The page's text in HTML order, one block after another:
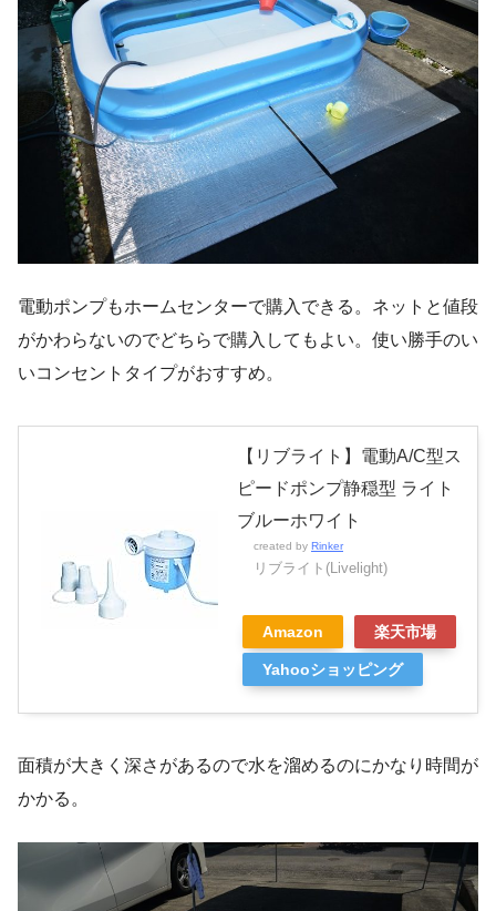
電動ポンプもホームセンターで購入できる。ネットと値段
がかわらないのでどちらで購入してもよい。使い勝手のい
いコンセントタイプがおすすめ。
【リブライト】電動A/C型ス
ピードポンプ静穏型 ライト
ブルーホワイト
created by Rinker
リブライト(Livelight)
Amazon 楽天市場
Yahooショッピング
面積が大きく深さがあるので水を溜めるのにかなり時間が
かかる。